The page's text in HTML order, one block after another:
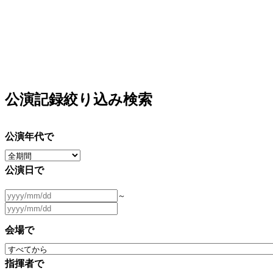
公演記録絞り込み検索
公演年代で
公演日で
～
会場で
指揮者で